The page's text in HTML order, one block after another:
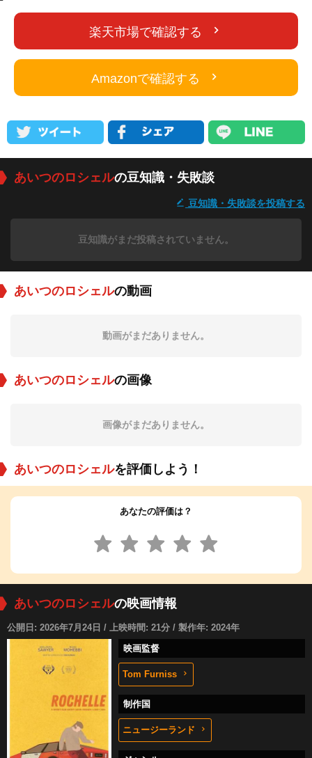
楽天市場で確認する
Amazonで確認する
あいつのロシェルの豆知識・失敗談
豆知識・失敗談を投稿する
豆知識がまだ投稿されていません。
あいつのロシェルの動画
動画がまだありません。
あいつのロシェルの画像
画像がまだありません。
あいつのロシェルを評価しよう！
あなたの評価は？
あいつのロシェルの映画情報
公開日: 2026年7月24日 / 上映時間: 21分 / 製作年: 2024年
映画監督
Tom Furniss
制作国
ニュージーランド